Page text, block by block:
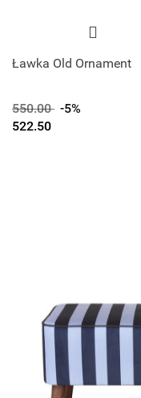
Ławka Old Ornament
550.00 -5%
522.50